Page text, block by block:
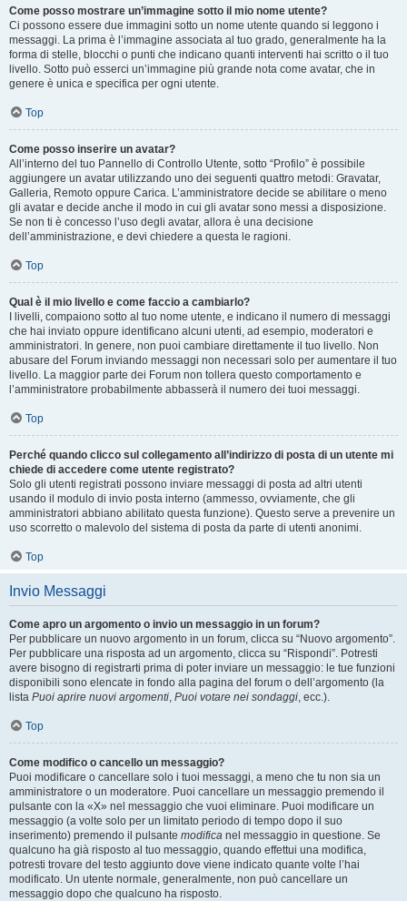
Come posso mostrare un’immagine sotto il mio nome utente?
Ci possono essere due immagini sotto un nome utente quando si leggono i
messaggi. La prima è l’immagine associata al tuo grado, generalmente ha la
forma di stelle, blocchi o punti che indicano quanti interventi hai scritto o il tuo
livello. Sotto può esserci un’immagine più grande nota come avatar, che in
genere è unica e specifica per ogni utente.
Top
Come posso inserire un avatar?
All’interno del tuo Pannello di Controllo Utente, sotto “Profilo” è possibile
aggiungere un avatar utilizzando uno dei seguenti quattro metodi: Gravatar,
Galleria, Remoto oppure Carica. L’amministratore decide se abilitare o meno
gli avatar e decide anche il modo in cui gli avatar sono messi a disposizione.
Se non ti è concesso l’uso degli avatar, allora è una decisione
dell’amministrazione, e devi chiedere a questa le ragioni.
Top
Qual è il mio livello e come faccio a cambiarlo?
I livelli, compaiono sotto al tuo nome utente, e indicano il numero di messaggi
che hai inviato oppure identificano alcuni utenti, ad esempio, moderatori e
amministratori. In genere, non puoi cambiare direttamente il tuo livello. Non
abusare del Forum inviando messaggi non necessari solo per aumentare il tuo
livello. La maggior parte dei Forum non tollera questo comportamento e
l’amministratore probabilmente abbasserà il numero dei tuoi messaggi.
Top
Perché quando clicco sul collegamento all’indirizzo di posta di un utente mi
chiede di accedere come utente registrato?
Solo gli utenti registrati possono inviare messaggi di posta ad altri utenti
usando il modulo di invio posta interno (ammesso, ovviamente, che gli
amministratori abbiano abilitato questa funzione). Questo serve a prevenire un
uso scorretto o malevolo del sistema di posta da parte di utenti anonimi.
Top
Invio Messaggi
Come apro un argomento o invio un messaggio in un forum?
Per pubblicare un nuovo argomento in un forum, clicca su “Nuovo argomento”.
Per pubblicare una risposta ad un argomento, clicca su “Rispondi”. Potresti
avere bisogno di registrarti prima di poter inviare un messaggio: le tue funzioni
disponibili sono elencate in fondo alla pagina del forum o dell’argomento (la
lista Puoi aprire nuovi argomenti, Puoi votare nei sondaggi, ecc.).
Top
Come modifico o cancello un messaggio?
Puoi modificare o cancellare solo i tuoi messaggi, a meno che tu non sia un
amministratore o un moderatore. Puoi cancellare un messaggio premendo il
pulsante con la «X» nel messaggio che vuoi eliminare. Puoi modificare un
messaggio (a volte solo per un limitato periodo di tempo dopo il suo
inserimento) premendo il pulsante modifica nel messaggio in questione. Se
qualcuno ha già risposto al tuo messaggio, quando effettui una modifica,
potresti trovare del testo aggiunto dove viene indicato quante volte l’hai
modificato. Un utente normale, generalmente, non può cancellare un
messaggio dopo che qualcuno ha risposto.